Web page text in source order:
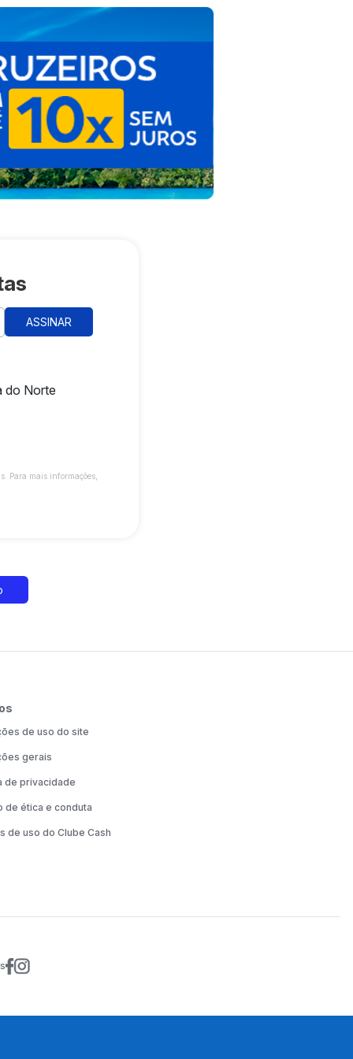
ASSINAR
do Norte
Para mais informações,
de uso do site
gerais
de privacidade
de ética e conduta
de uso do Clube Cash